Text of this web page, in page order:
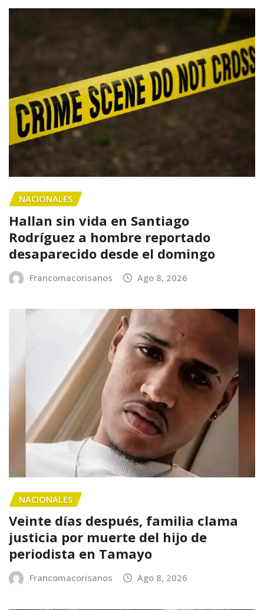
NACIONALES
Hallan sin vida en Santiago
Rodríguez a hombre reportado
desaparecido desde el domingo
Francomacorisanos Ago 8, 2026
NACIONALES
Veinte días después, familia clama
justicia por muerte del hijo de
periodista en Tamayo
Francomacorisanos Ago 8, 2026